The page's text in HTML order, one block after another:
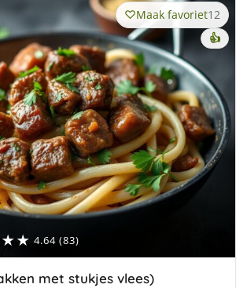
4.64 (83)
Maak favoriet12
👍
met stukjes vlees)